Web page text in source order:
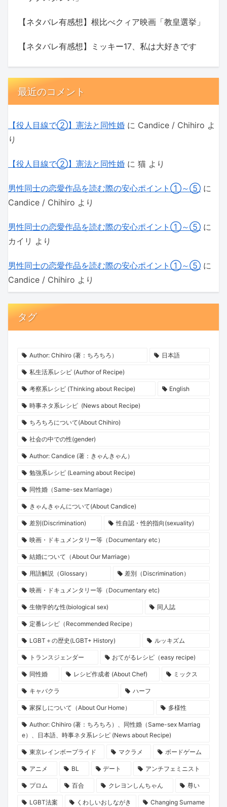
【ネタバレ有感想】根比べクィア映画「教皇選挙」
【ネタバレ有感想】ミッキー17、私は大好きです
最近のコメント
【役人目線で②】憲法と同性婚 に Candice / Chihiro よ
り
【役人目線で②】憲法と同性婚 に 猫 より
男性同士の恋愛作品を読む際の安心ポイント①～⑤ に
Candice / Chihiro より
男性同士の恋愛作品を読む際の安心ポイント①～⑤ に
カイリ より
男性同士の恋愛作品を読む際の安心ポイント①～⑤ に
Candice / Chihiro より
タグ
Author: Chihiro (著：ちろちろ） 日本語
私生活系レシピ (Author of Recipe)
考察系レシピ (Thinking about Recipe) English
時事ネタ系レシピ (News about Recipe)
ちろちろについて(About Chihiro)
社会の中での性(gender)
Author: Candice (著：きゃんきゃん）
勉強系レシピ (Learning about Recipe)
同性婚（Same-sex Marriage）
きゃんきゃんについて(About Candice)
差別(Discrimination) 性自認・性的指向(sexuality)
映画・ドキュメンタリー等（Documentary etc）
結婚について（About Our Marriage）
用語解説（Glossary） 差別（Discrimination）
映画・ドキュメンタリー等（Documentary etc)
生物学的な性(biological sex) 同人誌
定番レシピ（Recommended Recipe）
LGBT＋の歴史(LGBT+ History) ルッキズム
トランスジェンダー おてがるレシピ（easy recipe)
同性婚 レシピ作成者 (About Chef) ミックス
キャバクラ ハーフ
家探しについて（About Our Home） 多様性
Author: Chihiro (著：ちろちろ）、同性婚（Same-sex Marriag
e）、日本語、時事ネタ系レシピ (News about Recipe)
東京レインボープライド マクラメ ボードゲーム
アニメ BL デート アンチフェミニスト
プロム 百合 クレヨンしんちゃん 尊い
LGBT法案 くわしいおしながき Changing Surname